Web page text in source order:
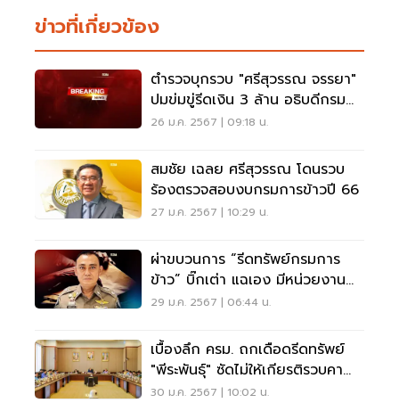
ข่าวที่เกี่ยวข้อง
ตำรวจบุกรวบ "ศรีสุวรรณ จรรยา"
ปมข่มขู่รีดเงิน 3 ล้าน อธิบดีกรม
การข้าว
26 ม.ค. 2567 | 09:18 น.
สมชัย เฉลย ศรีสุวรรณ โดนรวบ
ร้องตรวจสอบงบกรมการข้าวปี 66
27 ม.ค. 2567 | 10:29 น.
ผ่าขบวนการ “รีดทรัพย์กรมการ
ข้าว” บิ๊กเต่า แฉเอง มีหน่วยงาน
โดนร้อยล้านบาท
29 ม.ค. 2567 | 06:44 น.
เบื้องลึก ครม. ถกเดือดรีดทรัพย์
"พีระพันธุ์" ซัดไม่ให้เกียรติรวบคา
ทำเนียบ
30 ม.ค. 2567 | 10:02 น.